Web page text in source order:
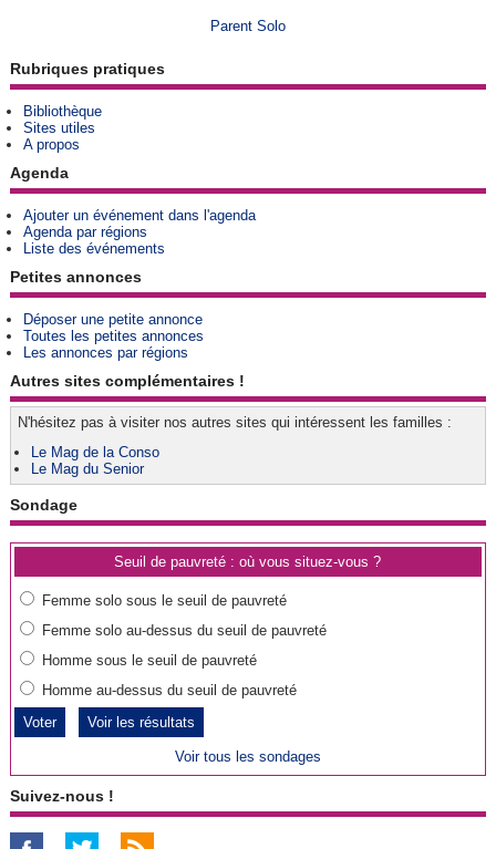
Parent Solo
Rubriques pratiques
Bibliothèque
Sites utiles
A propos
Agenda
Ajouter un événement dans l'agenda
Agenda par régions
Liste des événements
Petites annonces
Déposer une petite annonce
Toutes les petites annonces
Les annonces par régions
Autres sites complémentaires !
N'hésitez pas à visiter nos autres sites qui intéressent les familles :
Le Mag de la Conso
Le Mag du Senior
Sondage
Seuil de pauvreté : où vous situez-vous ?
Femme solo sous le seuil de pauvreté
Femme solo au-dessus du seuil de pauvreté
Homme sous le seuil de pauvreté
Homme au-dessus du seuil de pauvreté
Voir les résultats
Voir tous les sondages
Suivez-nous !